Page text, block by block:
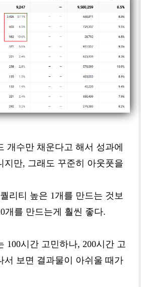
개수만 채운다고 해서 성과에
지만, 그래도 꾸준히 아웃풋을
리티 높은 1개를 만드는 것보
개를 만드는게 훨씬 좋다.
100시간 고민하나, 200시간 고
서 보면 결과물이 아쉬울 때가